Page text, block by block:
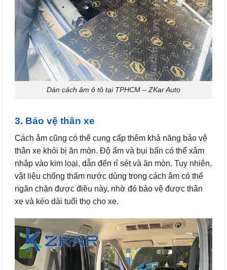
Dán cách âm ô tô tại TPHCM – ZKar Auto
3. Bảo vệ thân xe
Cách âm cũng có thể cung cấp thêm khả năng bảo vệ
thân xe khỏi bị ăn mòn. Độ ẩm và bụi bẩn có thể xâm
nhập vào kim loại, dẫn đến rỉ sét và ăn mòn. Tuy nhiên,
vật liệu chống thấm nước dùng trong cách âm có thể
ngăn chặn được điều này, nhờ đó bảo vệ được thân
xe và kéo dài tuổi thọ cho xe.